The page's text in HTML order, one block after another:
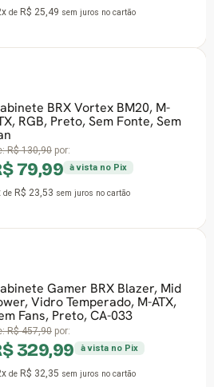
R$ 25,49sem juros no cartão
BRX Vortex BM20, M-
RGB, Preto, Sem Fonte, Sem
130,90por:
79,99 à vista no Pix
R$ 23,53sem juros no cartão
Gamer BRX Blazer, Mid
Vidro Temperado, M-ATX,
Fans, Preto, CA-033
457,90por:
329,99 à vista no Pix
R$ 32,35sem juros no cartão